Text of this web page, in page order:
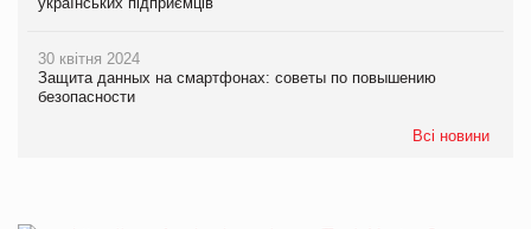
30 квітня 2024
Защита данных на смартфонах: советы по повышению
безопасности
Всі новини